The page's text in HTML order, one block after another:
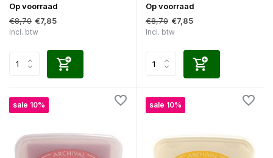
Op voorraad
€8,70 €7,85
Incl. btw
Op voorraad
€8,70 €7,85
Incl. btw
sale 10% sale 10%